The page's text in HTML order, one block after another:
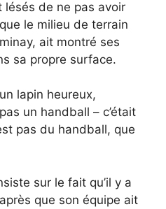
lésés de ne pas avoir
le milieu de terrain
ait montré ses
sa propre surface.
lapin heureux,
un handball – c’était
pas du handball, que
sur le fait qu’il y a
que son équipe ait